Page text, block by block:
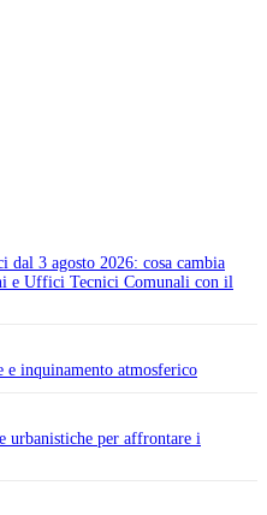
3 agosto 2026: cosa cambia
e Uffici Tecnici Comunali con il
inquinamento atmosferico
urbanistiche per affrontare i